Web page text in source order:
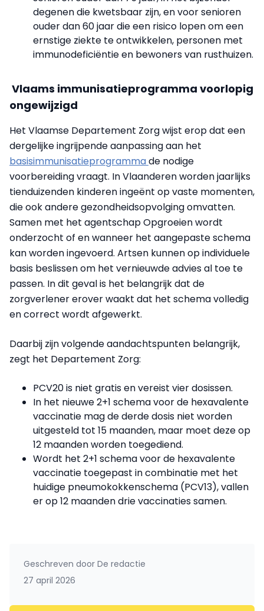
degenen die kwetsbaar zijn, en voor senioren
ouder dan 60 jaar die een risico lopen om een
ernstige ziekte te ontwikkelen, personen met
immunodeficiëntie en bewoners van rusthuizen.
Vlaams immunisatieprogramma voorlopig
ongewijzigd
Het Vlaamse Departement Zorg wijst erop dat een
dergelijke ingrijpende aanpassing aan het
basisimmunisatieprogrammade nodige
voorbereiding vraagt. In Vlaanderen worden jaarlijks
tienduizenden kinderen ingeënt op vaste momenten,
die ook andere gezondheidsopvolging omvatten.
Samen met het agentschap Opgroeien wordt
onderzocht of en wanneer het aangepaste schema
kan worden ingevoerd. Artsen kunnen op individuele
basis beslissen om het vernieuwde advies al toe te
passen. In dit geval is het belangrijk dat de
zorgverlener erover waakt dat het schema volledig
en correct wordt afgewerkt.
Daarbij zijn volgende aandachtspunten belangrijk,
zegt het Departement Zorg:
PCV20 is niet gratis en vereist vier dosissen.
In het nieuwe 2+1 schema voor de hexavalente
vaccinatie mag de derde dosis niet worden
uitgesteld tot 15 maanden, maar moet deze op
12 maanden worden toegediend.
Wordt het 2+1 schema voor de hexavalente
vaccinatie toegepast in combinatie met het
huidige pneumokokkenschema (PCV13), vallen
er op 12 maanden drie vaccinaties samen.
Geschreven door De redactie
27 april 2026